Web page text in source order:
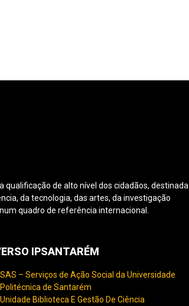
qualificação de alto nível dos cidadãos, destinada
da tecnologia, das artes, da investigação
quadro de referência internacional.
IPSANTARÉM
SAS – Serviços de Ação Social da Universidade
Politécnica de Santarém
Unidade Biblioteca E Gestão De Ciência